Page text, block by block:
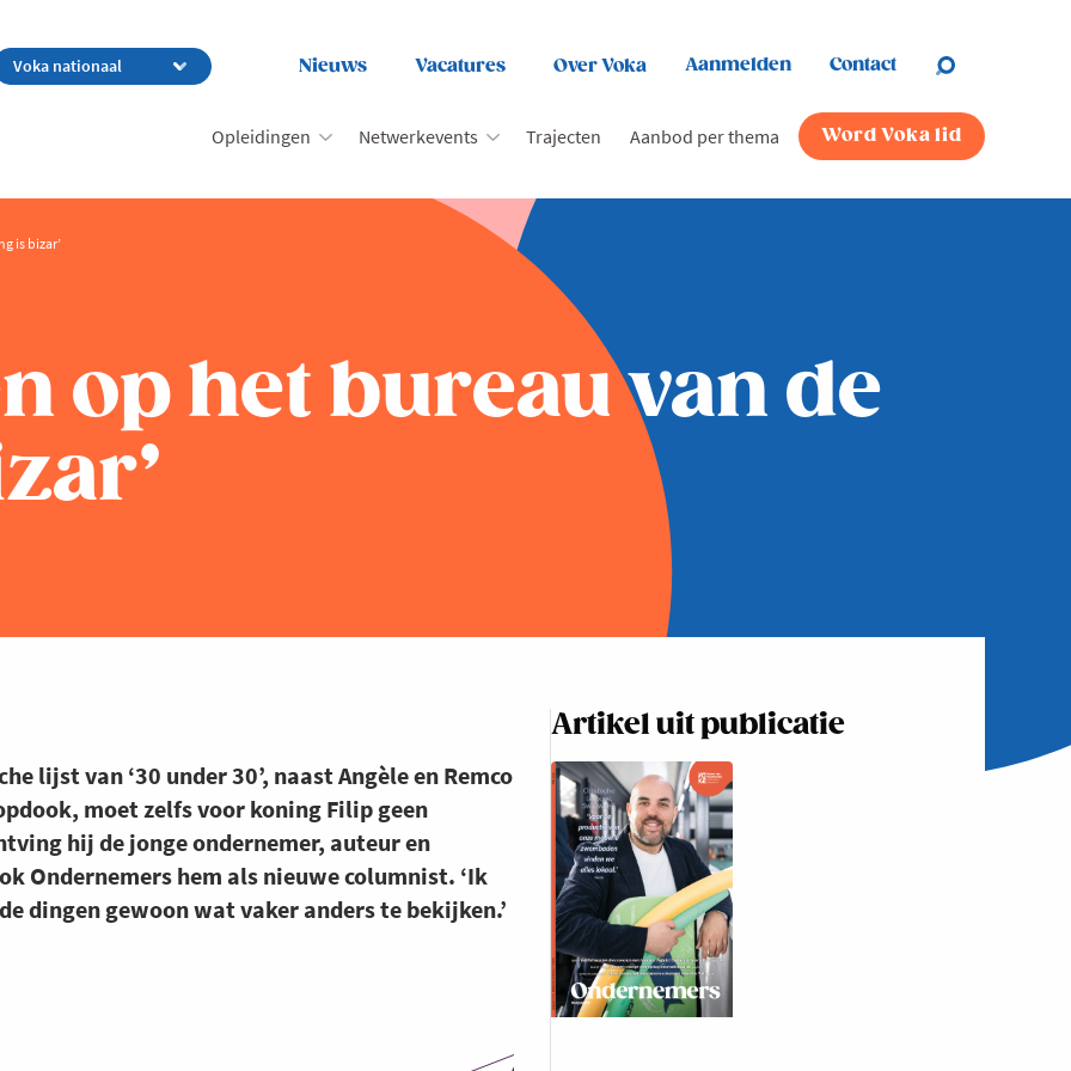
Nieuws Vacatures Over Voka Aanmelden Contact
Opleidingen Netwerkevents Trajecten Aanbod per thema Word Voka lid
is bizar’
op het bureau van de
lijst van ‘30 under 30’, naast Angèle en Remco
moet zelfs voor koning Filip geen
hij de jonge ondernemer, auteur en
Ondernemers hem als nieuwe columnist. ‘Ik
dingen gewoon wat vaker anders te bekijken.’
Artikel uit publicatie